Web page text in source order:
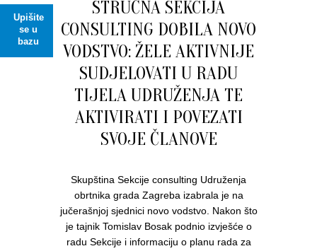
Upišite
se u
bazu
STRUČNA SEKCIJA
CONSULTING DOBILA NOVO
VODSTVO: ŽELE AKTIVNIJE
SUDJELOVATI U RADU
TIJELA UDRUŽENJA TE
AKTIVIRATI I POVEZATI
SVOJE ČLANOVE
Skupština Sekcije consulting Udruženja
obrtnika grada Zagreba izabrala je na
jučerašnjoj sjednici novo vodstvo. Nakon što
je tajnik Tomislav Bosak podnio izvješće o
radu Sekcije i informaciju o planu rada za